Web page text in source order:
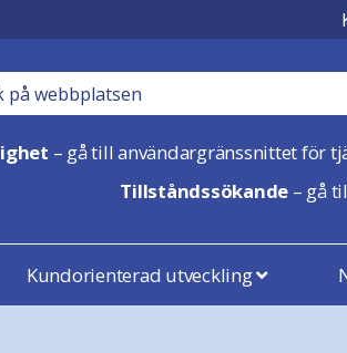
– gå till användargränssnittet för
Tillståndssökande – gå
Kundorienterad utveckling